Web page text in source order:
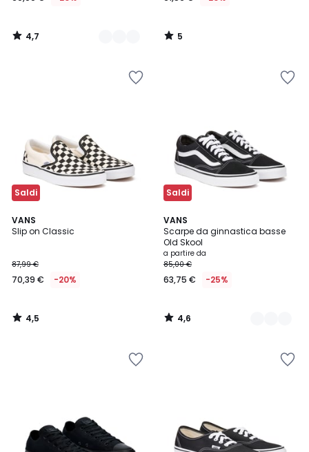
4,7
/
5
/
Saldi
VANS
Slip on Classic
87,99 €
70,39 € -20%
4,5
/ 5
4,5
/
Saldi
VANS
Scarpe da ginnastica basse
Old Skool
a partire da
85,00 €
63,75 € -25%
4,6
/ 5
2
Colori
4,6
/